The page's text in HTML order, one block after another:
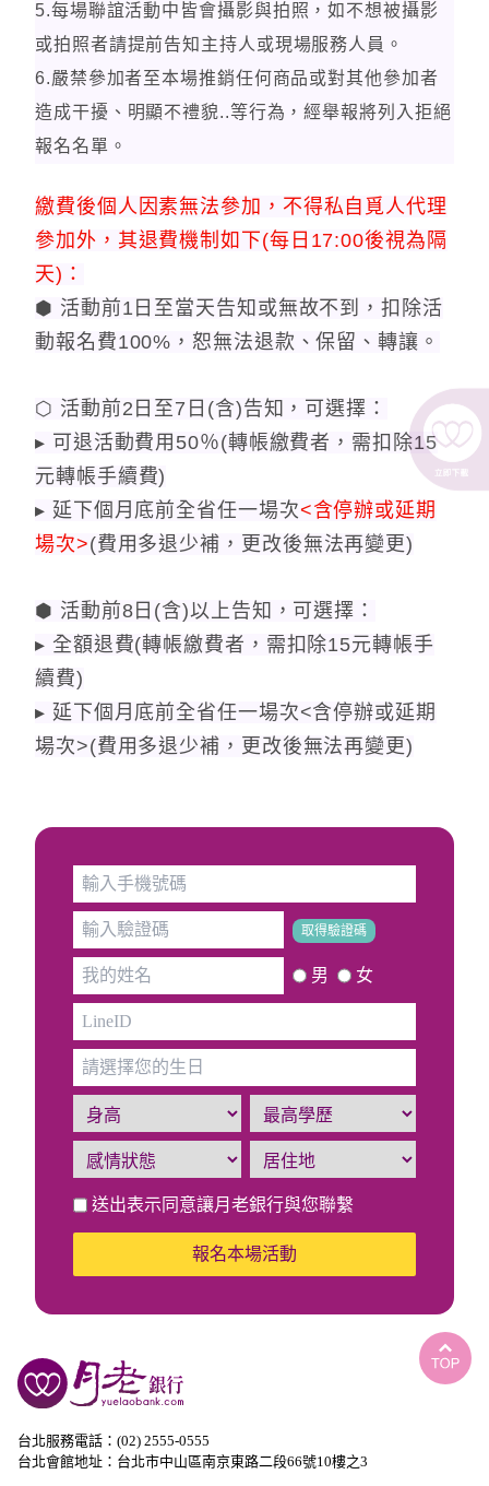
5.每場聯誼活動中皆會攝影與拍照 ，如不想被攝影
或拍照者請提前告知主持人或現場服務人員。
6.嚴禁參加者至本場推銷任何商品或對其他參加者
造成干擾、明顯不禮貌..等行為，經舉報將列入拒絕
報名名單。
繳費後個人因素無法參加，不得私自覓人代理
參加外，其退費機制如下(每日17:00後視為隔
天)：
⬢ 活動前1日至當天告知或無故不到，扣除活
動報名費100%，恕無法退款、保留、轉讓。
⬡ 活動前2日至7日(含)告知，可選擇：
▸ 可退活動費用50％(轉帳繳費者，需扣除15
元轉帳手續費)
▸ 延下個月底前全省任一場次<含停辦或延期
場次>(費用多退少補，更改後無法再變更)
⬢ 活動前8日(含)以上告知，可選擇：
▸ 全額退費(轉帳繳費者，需扣除15元轉帳手
續費)
▸ 延下個月底前全省任一場次<含停辦或延期
場次>(費用多退少補，更改後無法再變更)
取得驗證碼
男 女
送出表示同意讓月老銀行與您聯繫
報名本場活動
台北服務電話：(02) 2555-0555
台北會館地址：台北市中山區南京東路二段66號10樓之3